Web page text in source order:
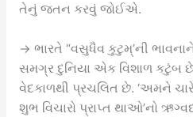
તેનું જતન કરવું જોઈએ.
→ ભારતે “વસુધૈવ કુટુમ્’ની
સમગ્ર દુનિયા એક વિશાળ કટુંબ છે
વેદકાળથી પ્રચલિત છે. ‘અમને
શુભ વિચારો પ્રાપ્ત થાઓ’નો